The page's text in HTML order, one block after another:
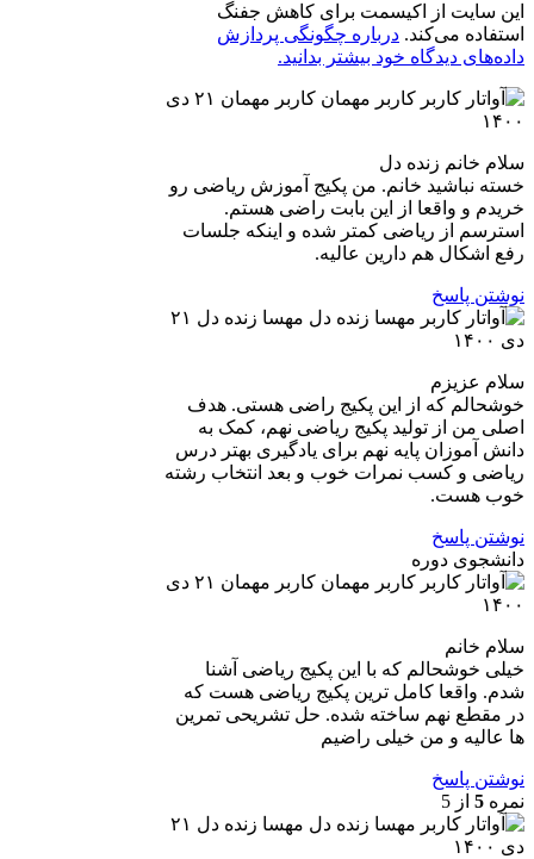
این سایت از اکیسمت برای کاهش جفنگ
استفاده می‌کند. درباره چگونگی پردازش
داده‌های دیدگاه خود بیشتر بدانید.
کاربر مهمان
۲۱ دی
۱۴۰۰
سلام خانم زنده دل
خسته نباشید خانم. من پکیج آموزش ریاضی رو
خریدم و واقعا از این بابت راضی هستم.
استرسم از ریاضی کمتر شده و اینکه جلسات
رفع اشکال هم دارین عالیه.
نوشتن پاسخ
مهسا زنده دل ۲۱
دی ۱۴۰۰
سلام عزیزم
خوشحالم که از این پکیج راضی هستی. هدف
اصلی من از تولید پکیج ریاضی نهم، کمک به
دانش آموزان پایه نهم برای یادگیری بهتر درس
ریاضی و کسب نمرات خوب و بعد انتخاب رشته
خوب هست.
نوشتن پاسخ
دانشجوی دوره
کاربر مهمان
۲۱ دی
۱۴۰۰
سلام خانم
خیلی خوشحالم که با این پکیج ریاضی آشنا
شدم. واقعا کامل ترین پکیج ریاضی هست که
در مقطع نهم ساخته شده. حل تشریحی تمرین
ها عالیه و من خیلی راضیم
نوشتن پاسخ
نمره 5 از 5
مهسا زنده دل ۲۱
دی ۱۴۰۰